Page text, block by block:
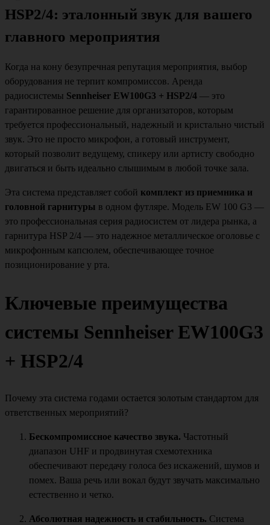
HSP2/4: эталонный звук для вашего
главного мероприятия
Когда на кону безупречная репутация мероприятия, выбор
оборудования не терпит компромиссов. Аренда
радиосистемы Sennheiser EW100G3 + HSP2/4 — это
гарантированное решение для организаторов, которым
требуется профессиональный, надежный и кристально чистый
звук. Это не просто микрофон, а готовый инструмент,
который позволит ведущему, спикеру или артисту свободно
двигаться и быть идеально слышимым в любой точке зала.
Эта система представляет собой комплект из приемника и
головной гарнитуры в одном футляре. Модель EW 100 G3 —
это профессиональная серия радиосистем от лидера рынка, а
гарнитура HSP 2/4 — это надежное металлическое оголовье с
микрофонным капсюлем, обеспечивающее точное
позиционирование у рта.
Ключевые преимущества
системы Sennheiser EW100G3
+ HSP2/4
Почему эта система годами остается золотым стандартом для
ответственных мероприятий?
Бескомпромиссное качество звука. Частотный
диапазон UHF и продвинутая схемотехника
обеспечивают передачу голоса без искажений, шумов и
помех. Ваша речь или вокал будут звучать максимально
естественно и четко.
Абсолютная надежность и стабильность. Система